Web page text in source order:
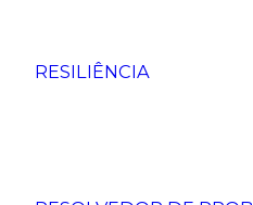
RESILIÊNCIA